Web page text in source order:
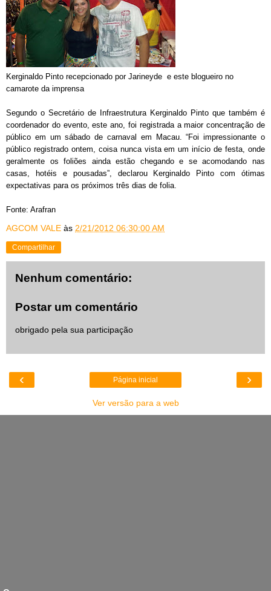
Kerginaldo Pinto recepcionado por Jarineyde e este blogueiro no
camarote da imprensa
Segundo o Secretário de Infraestrutura Kerginaldo Pinto que também é
coordenador do evento, este ano, foi registrada a maior concentração de
público em um sábado de carnaval em Macau. “Foi impressionante o
público registrado ontem, coisa nunca vista em um início de festa, onde
geralmente os foliões ainda estão chegando e se acomodando nas
casas, hotéis e pousadas”, declarou Kerginaldo Pinto com ótimas
expectativas para os próximos três dias de folia.
Fonte: Arafran
AGCOM VALE às 2/21/2012 06:30:00 AM
Compartilhar
Nenhum comentário:
Postar um comentário
obrigado pela sua participação
‹ ›
Página inicial
Ver versão para a web